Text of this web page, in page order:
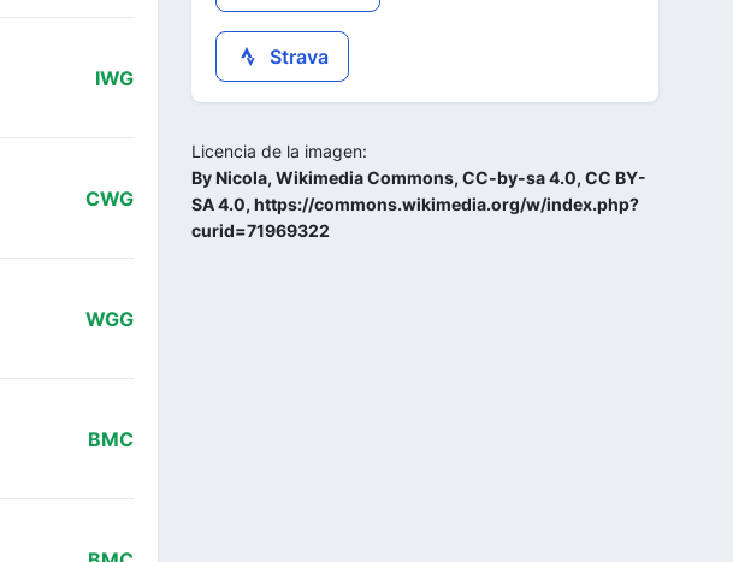
IWG
CWG
WGG
BMC
Strava
Licencia de la imagen:
By Nicola, Wikimedia Commons, CC-by-sa 4.0, CC BY-
SA 4.0, https://commons.wikimedia.org/w/index.php?
curid=71969322